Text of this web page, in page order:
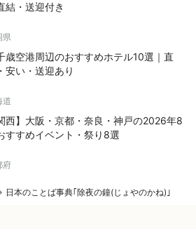
日本のことば事典｢除夜の鐘(じょやのかね)｣
結・送迎付き
県
歳空港周辺のおすすめホテル10選｜直
安い・送迎あり
道
西】大阪・京都・奈良・神戸の2026年8
すすめイベント・祭り8選
府